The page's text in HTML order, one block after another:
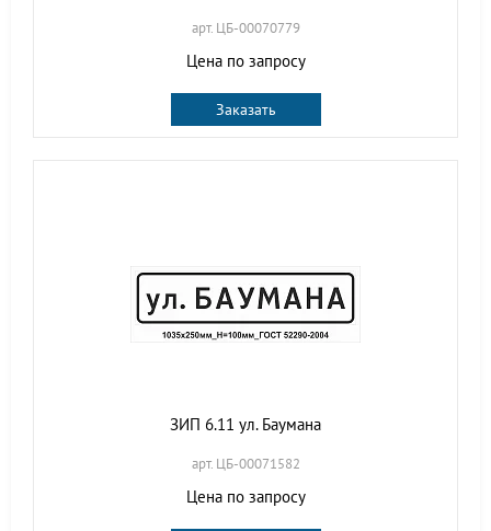
арт. ЦБ-00070779
Цена по запросу
Заказать
ЗИП 6.11 ул. Баумана
арт. ЦБ-00071582
Цена по запросу